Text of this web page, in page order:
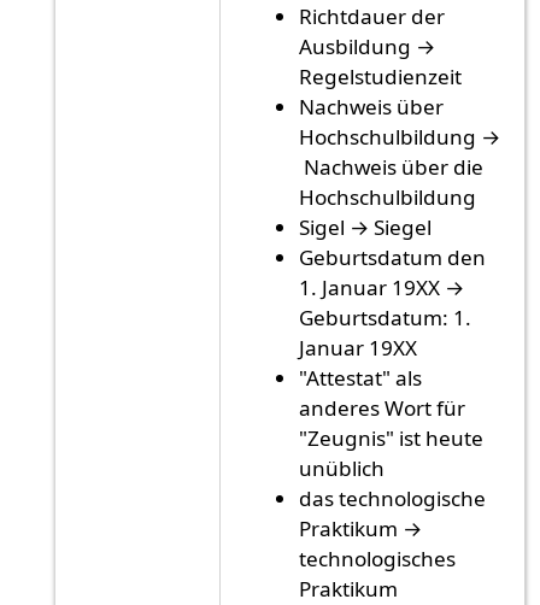
Richtdauer der
Ausbildung →
Regelstudienzeit
Nachweis über
Hochschulbildung →
Nachweis über die
Hochschulbildung
Sigel → Siegel
Geburtsdatum den
1. Januar 19XX →
Geburtsdatum: 1.
Januar 19XX
"Attestat" als
anderes Wort für
"Zeugnis" ist heute
unüblich
das technologische
Praktikum →
technologisches
Praktikum